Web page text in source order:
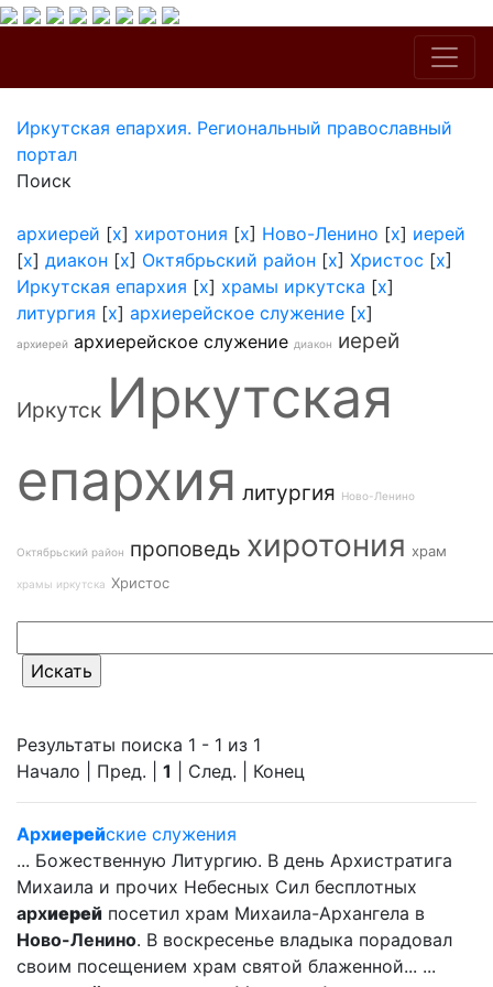
Иркутская епархия. Региональный православный
портал
Поиск
архиерей [x] хиротония [x] Ново-Ленино [x] иерей
[x] диакон [x] Октябрьский район [x] Христос [x]
Иркутская епархия [x] храмы иркутска [x]
литургия [x] архиерейское служение [x]
архиерей архиерейское служение диакон иерей
Иркутск Иркутская
епархия литургия Ново-Ленино
Октябрьский район проповедь хиротония храм
храмы иркутска Христос
Результаты поиска 1 - 1 из 1
Начало | Пред. | 1 | След. | Конец
Архиерейские служения
... Божественную Литургию. В день Архистратига
Михаила и прочих Небесных Сил бесплотных
архиерей посетил храм Михаила-Архангела в
Ново-Ленино. В воскресенье владыка порадовал
своим посещением храм святой блаженной... ...